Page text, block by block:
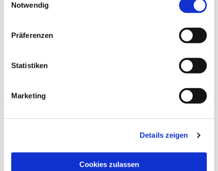
Notwendig
Präferenzen
Statistiken
Marketing
Details zeigen
Cookies zulassen
Kontakt